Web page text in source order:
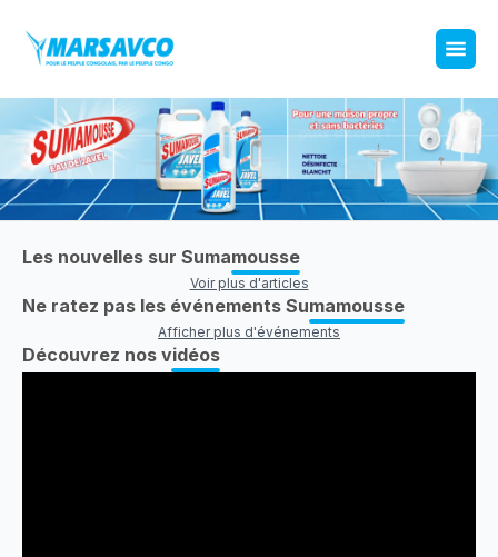
Les nouvelles sur Sumamousse
Voir plus d'articles
Ne ratez pas les événements Sumamousse
Afficher plus d'événements
Découvrez nos vidéos